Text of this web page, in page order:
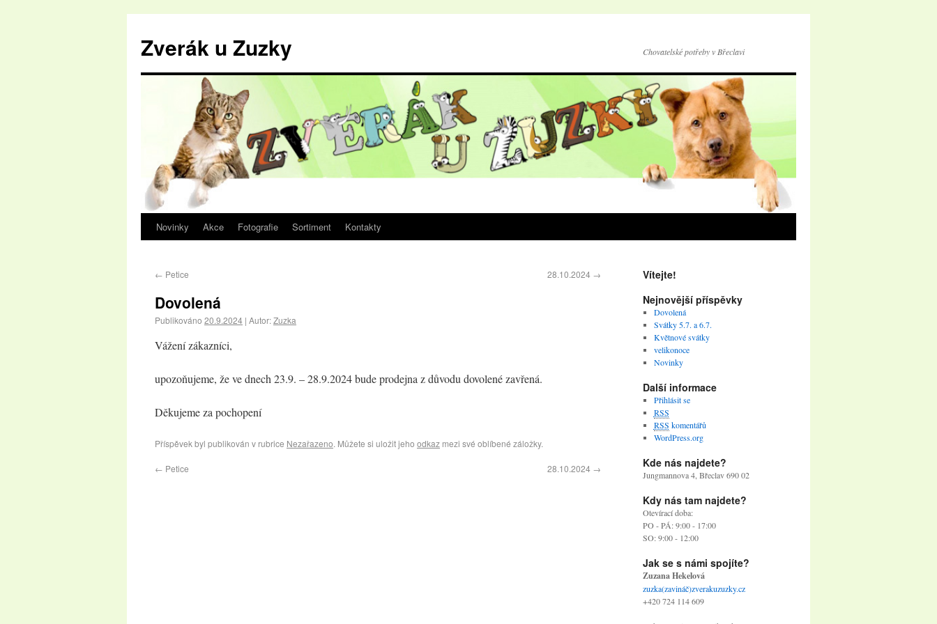
Zverák u Zuzky Chovatelské potřeby v Břeclavi
Novinky Akce Fotografie Sortiment Kontakty
← Petice 28.10.2024 →
Dovolená
Publikováno 20.9.2024 | Autor:Zuzka
Vážení zákazníci,
upozoňujeme, že ve dnech 23.9. – 28.9.2024 bude prodejna z důvodu dovolené zavřená.
Děkujeme za pochopení
Příspěvek byl publikován v rubrice Nezařazeno. Můžete si uložit jeho odkaz mezi své oblíbené záložky.
← Petice 28.10.2024 →
Vítejte!
Nejnovější příspěvky
Dovolená
Svátky 5.7. a 6.7.
Květnové svátky
velikonoce
Novinky
Další informace
Přihlásit se
RSS
RSS komentářů
WordPress.org
Kde nás najdete?
Jungmannova 4, Břeclav 690 02
Kdy nás tam najdete?
Otevírací doba:
PO - PÁ: 9:00 - 17:00
SO: 9:00 - 12:00
Jak se s námi spojíte?
Zuzana Hekelová
zuzka(zavináč)zverakuzuzky.cz
+420 724 114 609